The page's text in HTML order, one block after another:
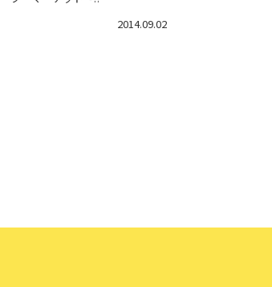
2014.09.02